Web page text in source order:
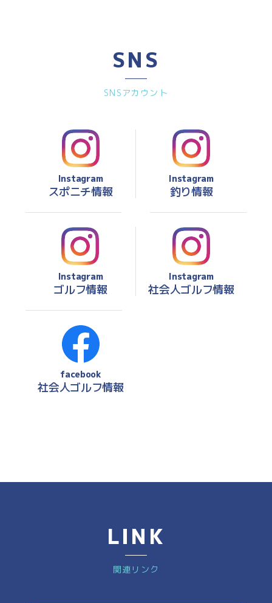
SNS
SNSアカウント
Instagram
スポニチ情報
Instagram
釣り情報
Instagram
ゴルフ情報
Instagram
社会人ゴルフ情報
facebook
社会人ゴルフ情報
LINK
関連リンク